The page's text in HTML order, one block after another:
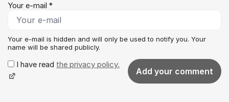
Your e-mail *
Your e-mail is hidden and will only be used to notify you. Your
name will be shared publicly.
I have read the privacy policy.
Add your comment